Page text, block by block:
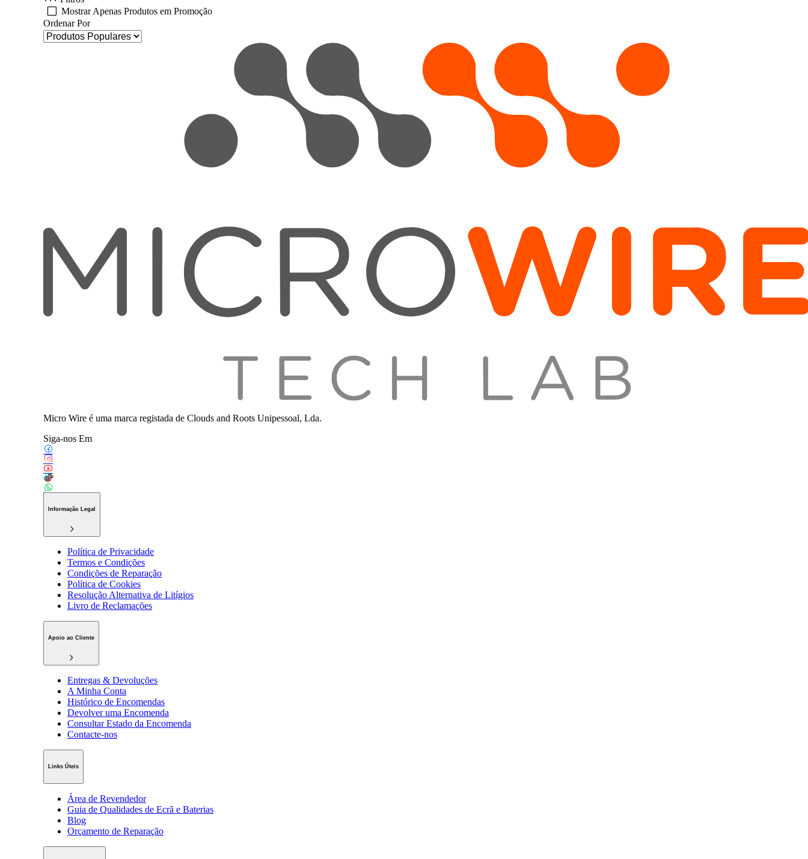
Mostrar Apenas Produtos em Promoção
Ordenar Por
Micro Wire é uma marca registada de Clouds and Roots Unipessoal, Lda.
Siga-nos Em
Informação Legal
Política de Privacidade
Termos e Condições
Condições de Reparação
Política de Cookies
Resolução Alternativa de Litígios
Livro de Reclamações
Apoio ao Cliente
Entregas & Devoluções
A Minha Conta
Histórico de Encomendas
Devolver uma Encomenda
Consultar Estado da Encomenda
Contacte-nos
Links Úteis
Área de Revendedor
Guia de Qualidades de Ecrã e Baterias
Blog
Orçamento de Reparação